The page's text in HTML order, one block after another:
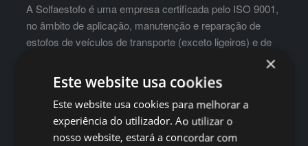
A Solfaestofo é uma empresa certificada pelo ISO 9001,
no âmbito de aplicação, manutenção e reparação de
estofos de veículos de transporte (exceto ligeiros) e de
×
Este website usa cookies
Este website usa cookies para melhorar a
experiência do utilizador. Ao utilizar o
nosso website, estará a concordar com